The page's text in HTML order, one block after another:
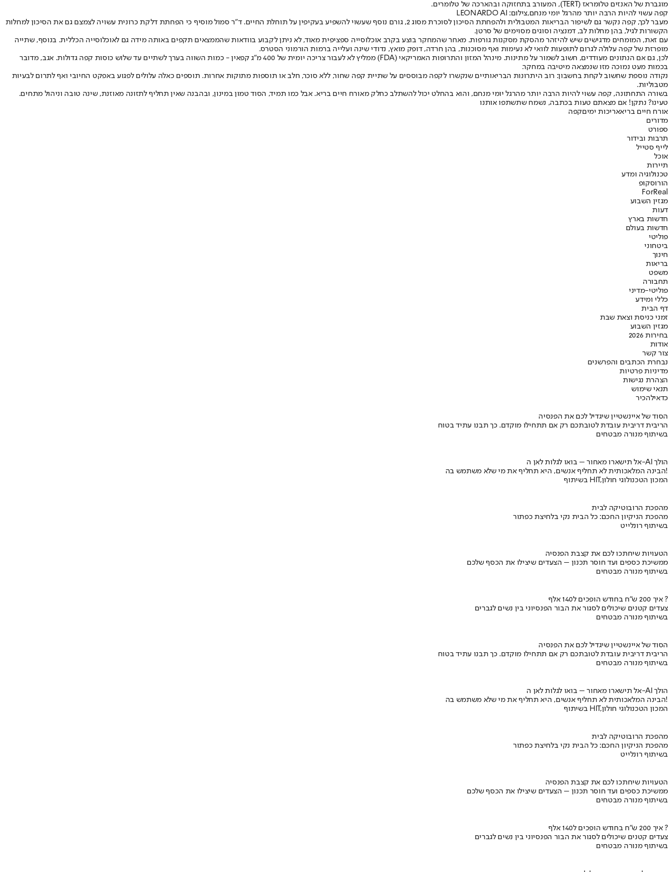
מוגברת של האנזים טלומראז (TERT), המעורב בתחזוקה ובהארכה של טלומרים.
קפה עשוי להיות הרבה יותר מהרגל יומי מנחם,צילום: LEONARDO AI
מעבר לכך, קפה נקשר גם לשיפור הבריאות המטבולית ולהפחתת הסיכון לסוכרת מסוג 2, גורם נוסף שעשוי להשפיע בעקיפין על תוחלת החיים. ד”ר סמול מוסיף כי הפחתת דלקת כרונית עשויה לצמצם גם את הסיכון למחלות
הקשורות לגיל, בהן מחלות לב, דמנציה וסוגים מסוימים של סרטן.
עם זאת, המומחים מדגישים שיש להיזהר מהסקת מסקנות גורפות. מאחר שהמחקר בוצע בקרב אוכלוסייה ספציפית מאוד, לא ניתן לקבוע בוודאות שהממצאים תקפים באותה מידה גם לאוכלוסייה הכללית. בנוסף, שתייה
מופרזת של קפה עלולה לגרום לתופעות לוואי לא נעימות ואף מסוכנות, בהן חרדה, דופק מואץ, נדודי שינה ועלייה ברמות הורמוני הסטרס.
לכן, גם אם הנתונים מעודדים, חשוב לשמור על מתינות. מינהל המזון והתרופות האמריקאי (FDA) ממליץ לא לעבור צריכה יומית של 400 מ”ג קפאין - כמות השווה בערך לשתיים עד שלוש כוסות קפה גדולות. אגב, מדובר
בכמות מעט נמוכה מזו שנמצאה מיטיבה במחקר.
נקודה נוספת שחשוב לקחת בחשבון: רוב היתרונות הבריאותיים שנקשרו לקפה מבוססים על שתיית קפה שחור, ללא סוכר, חלב או תוספות מתוקות אחרות. תוספים כאלה עלולים לפגוע באפקט החיובי ואף לתרום לבעיות
מטבוליות.
בשורה התחתונה, קפה עשוי להיות הרבה יותר מהרגל יומי מנחם, והוא בהחלט יכול להשתלב כחלק מאורח חיים בריא. אבל כמו תמיד, הסוד טמון במינון, ובהבנה שאין תחליף לתזונה מאוזנת, שינה טובה וניהול מתחים.
טעינו? נתקן! אם מצאתם טעות בכתבה, נשמח שתשתפו אותנו
אורח חיים בריאאריכות ימיםקפה
מדורים
ספורט
תרבות ובידור
לייף סטייל
אוכל
תיירות
טכנולוגיה ומדע
הורוסקופ
ForReal
מגזין השבוע
דעות
חדשות בארץ
חדשות בעולם
פוליטי
ביטחוני
חינוך
בריאות
משפט
תחבורה
פוליטי-מדיני
כללי ומידע
דף הבית
זמני כניסת וצאת שבת
מגזין השבוע
בחירות 2026
אודות
צור קשר
נבחרת הכתבים והפרשנים
מדיניות פרטיות
הצהרת נגישות
תנאי שימוש
כדאילהכיר
הסוד של איינשטיין שיגדיל לכם את הפנסיה
הריבית דריבית עובדת לטובתכם רק אם תתחילו מוקדם. כך תבנו עתיד בטוח
בשיתוף מנורה מבטחים
אל תישארו מאחור – בואו לגלות לאן ה-AI הולך
הבינה המלאכותית לא תחליף אנשים, היא תחליף את מי שלא משתמש בה!
בשיתוף HIT,המכון הטכנולוגי חולון
מהפכת הרובוטיקה לבית
מהפכת הניקיון החכם: כל הבית נקי בלחיצת כפתור
בשיתוף רונלייט
הטעויות שיחתכו לכם את קצבת הפנסיה
ממשיכת כספים ועד חוסר תכנון – הצעדים שיצילו את הכסף שלכם
בשיתוף מנורה מבטחים
איך 200 ש"ח בחודש הופכים ל140 אלף ?
צעדים קטנים שיכולים לסגור את הבור הפנסיוני בין נשים לגברים
בשיתוף מנורה מבטחים
הסוד של איינשטיין שיגדיל לכם את הפנסיה
הריבית דריבית עובדת לטובתכם רק אם תתחילו מוקדם. כך תבנו עתיד בטוח
בשיתוף מנורה מבטחים
אל תישארו מאחור – בואו לגלות לאן ה-AI הולך
הבינה המלאכותית לא תחליף אנשים, היא תחליף את מי שלא משתמש בה!
בשיתוף HIT,המכון הטכנולוגי חולון
מהפכת הרובוטיקה לבית
מהפכת הניקיון החכם: כל הבית נקי בלחיצת כפתור
בשיתוף רונלייט
הטעויות שיחתכו לכם את קצבת הפנסיה
ממשיכת כספים ועד חוסר תכנון – הצעדים שיצילו את הכסף שלכם
בשיתוף מנורה מבטחים
איך 200 ש"ח בחודש הופכים ל140 אלף ?
צעדים קטנים שיכולים לסגור את הבור הפנסיוני בין נשים לגברים
בשיתוף מנורה מבטחים